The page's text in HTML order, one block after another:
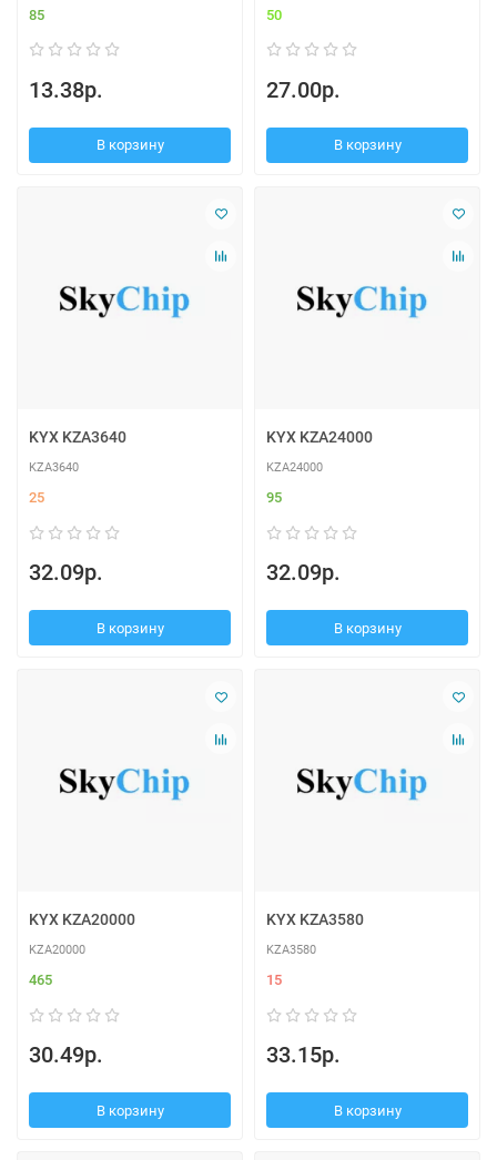
85
13.38р.
В корзину
50
27.00р.
В корзину
KYX KZA3640
KZA3640
25
32.09р.
В корзину
KYX KZA24000
KZA24000
95
32.09р.
В корзину
KYX KZA20000
KZA20000
465
30.49р.
В корзину
KYX KZA3580
KZA3580
15
33.15р.
В корзину